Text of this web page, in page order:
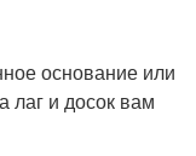
основание или
лаг и досок вам